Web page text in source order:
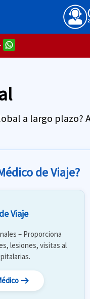
a largo plazo?
de Viaje?
Viaje
– Proporciona
lesiones, visitas al
arrow_right_alt